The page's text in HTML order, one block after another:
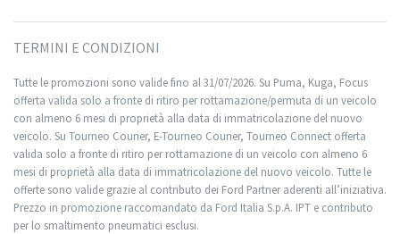
TERMINI E CONDIZIONI
Tutte le promozioni sono valide fino al 31/07/2026. Su Puma, Kuga, Focus
offerta valida solo a fronte di ritiro per rottamazione/permuta di un veicolo
con almeno 6 mesi di proprietà alla data di immatricolazione del nuovo
veicolo. Su Tourneo Courier, E-Tourneo Courier, Tourneo Connect offerta
valida solo a fronte di ritiro per rottamazione di un veicolo con almeno 6
mesi di proprietà alla data di immatricolazione del nuovo veicolo. Tutte le
offerte sono valide grazie al contributo dei Ford Partner aderenti all’iniziativa.
Prezzo in promozione raccomandato da Ford Italia S.p.A. IPT e contributo
per lo smaltimento pneumatici esclusi.